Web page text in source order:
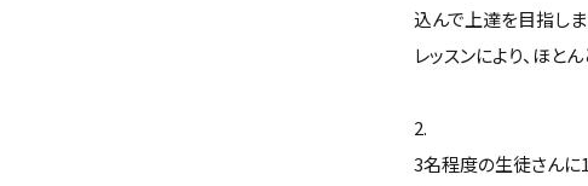
込んで上達を目指しま
レッスンにより、ほと
2.
3名程度の生徒さんに